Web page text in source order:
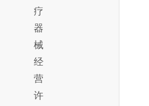
疗
器
械
经
营
许